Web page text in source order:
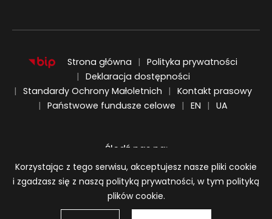
Strona główna
Polityka prywatności
Deklaracja dostępności
Standardy Ochrony Małoletnich
Kontakt prasowy
Państwowe fundusze celowe
EN
ENGLISH
UA
UKRAIŃSKI
Śledź nas na:
Informacja o plikach cookie
Korzystając z tego serwisu, akceptujesz nasze pliki cookie
i zgadzasz się z naszą polityką prywatności, w tym polityką
plików cookie.